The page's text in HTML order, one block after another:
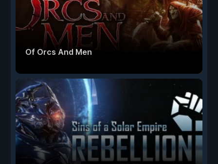
Of Orcs And Men